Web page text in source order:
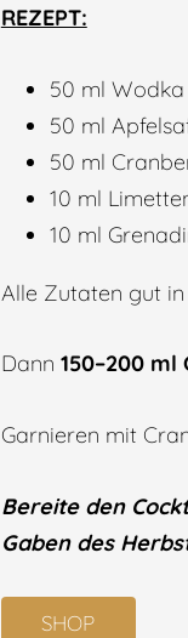
REZEPT:
50 ml Wodka
50 ml
50 ml
10 ml
10 ml
Alle Zutaten gut
Dann 150–200 ml
Garnieren mit
Bereite den
Gaben des
SHOP